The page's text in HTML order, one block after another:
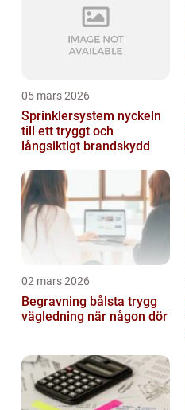
05 mars 2026
Sprinklersystem nyckeln
till ett tryggt och
långsiktigt brandskydd
02 mars 2026
Begravning bålsta trygg
vägledning när någon dör